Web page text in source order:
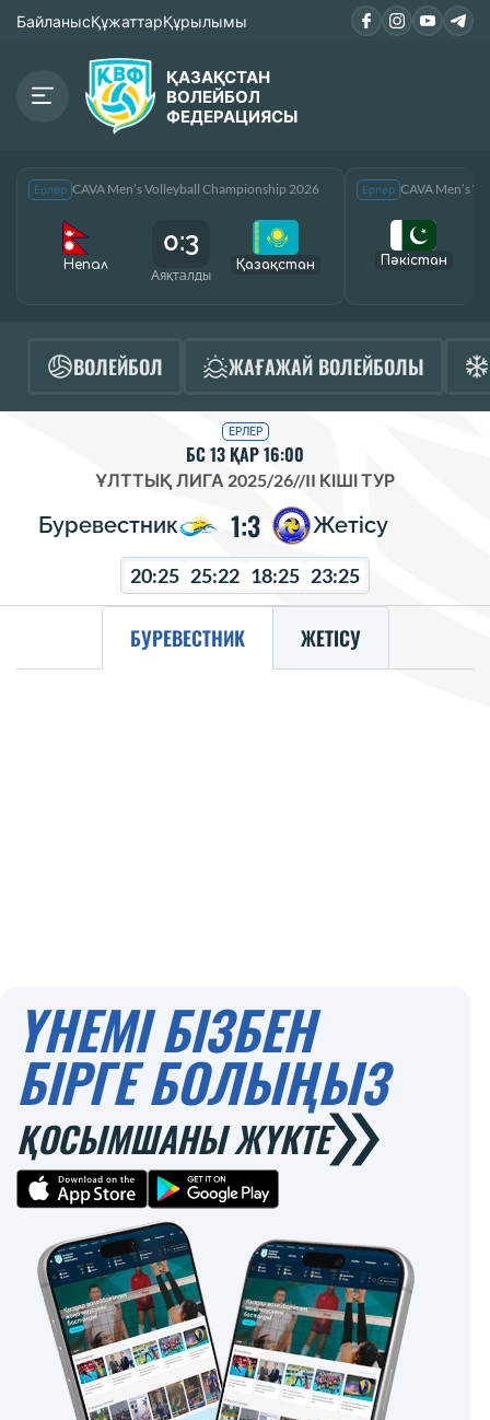
БайланысҚұжаттарҚұрылымы
ҚАЗАҚСТАН
ВОЛЕЙБОЛ
ФЕДЕРАЦИЯСЫ
Ерлер CAVA Men’s Volleyball Championship 2026
Непал
0:3
Аяқталды
Қазақcтан
Ерлер CAVA Men’s
Пәкістан
ВОЛЕЙБОЛ ЖАҒАЖАЙ ВОЛЕЙБОЛЫ
ЕРЛЕР
БС 13 ҚАР 16:00
ҰЛТТЫҚ ЛИГА 2025/26//II КІШІ ТУР
Буревестник 1:3 Жетісу
20:25 25:22 18:25 23:25
БУРЕВЕСТНИК ЖЕТІСУ
ҮНЕМІ БІЗБЕН
БІРГЕ БОЛЫҢЫЗ
ҚОСЫМШАНЫ ЖҮКТЕ